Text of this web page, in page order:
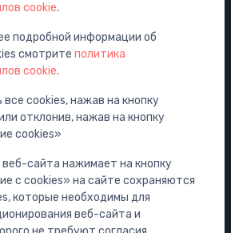
cookie.
подробной информации об
смотрите политика
cookie.
cookies, нажав на кнопку
отклонив, нажав на кнопку
cookies»
веб-сайта нажимает на кнопку
с cookies» на сайте сохраняются
которые необходимы для
веб-сайта и